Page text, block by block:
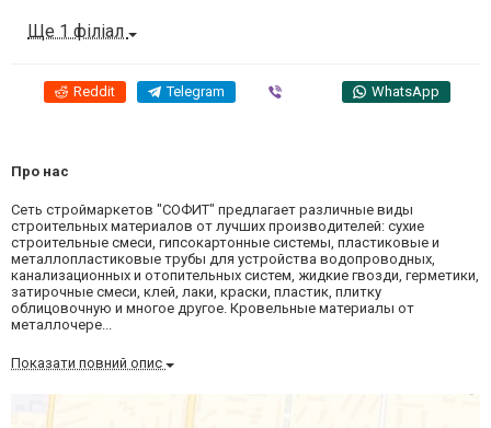
Ще 1 філіал
Reddit Telegram WhatsApp
Про нас
Сеть строймаркетов "СОФИТ" предлагает различные виды
строительных материалов от лучших производителей: сухие
строительные смеси, гипсокартонные системы, пластиковые и
металлопластиковые трубы для устройства водопроводных,
канализационных и отопительных систем, жидкие гвозди, герметики,
затирочные смеси, клей, лаки, краски, пластик, плитку
облицовочную и многое другое. Кровельные материалы от
металлочере...
Показати повний опис